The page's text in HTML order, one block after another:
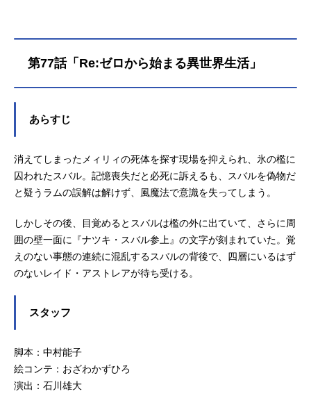
る異世界生活4thseason放送形態TV
全19話キャストナツキ・スバル：小
林裕介エミリア：高橋李依ベアトリ
ス：新井里美ラム：村川梨衣レム：
ス：江口拓也アナスタシア・ホーシ
ン：植田佳奈メィリィ・ポートルー
ト：鈴木絵理シャウラ：ファイルー
ズあいレイ...
第77話「Re:ゼロから始まる異世界生活」
あらすじ
消えてしまったメィリィの死体を探す現場を抑えられ、氷の檻に
囚われたスバル。記憶喪失だと必死に訴えるも、スバルを偽物だ
と疑うラムの誤解は解けず、風魔法で意識を失ってしまう。
しかしその後、目覚めるとスバルは檻の外に出ていて、さらに周
囲の壁一面に『ナツキ・スバル参上』の文字が刻まれていた。覚
えのない事態の連続に混乱するスバルの背後で、四層にいるはず
のないレイド・アストレアが待ち受ける。
スタッフ
脚本：中村能子
絵コンテ：おざわかずひろ
演出：石川雄大